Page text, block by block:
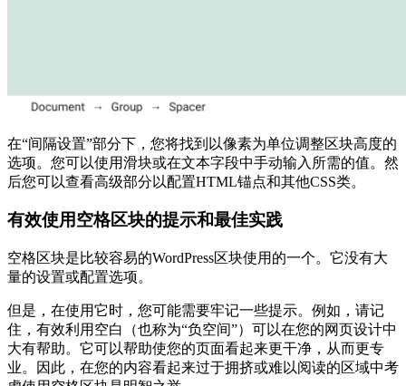
在“间隔设置”部分下，您将找到以像素为单位调整区块高度的
选项。您可以使用滑块或在文本字段中手动输入所需的值。然
后您可以查看高级部分以配置HTML锚点和其他CSS类。
有效使用空格区块的提示和最佳实践
空格区块是比较容易的WordPress区块使用的一个。它没有大
量的设置或配置选项。
但是，在使用它时，您可能需要牢记一些提示。例如，请记
住，有效利用空白（也称为“负空间”）可以在您的网页设计中
大有帮助。它可以帮助使您的页面看起来更干净，从而更专
业。因此，在您的内容看起来过于拥挤或难以阅读的区域中考